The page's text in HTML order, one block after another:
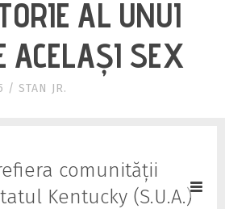
AL UNUI
ACELAȘI SEX
/ STAN JR.
comunităţii
Kentucky (S.U.A.)